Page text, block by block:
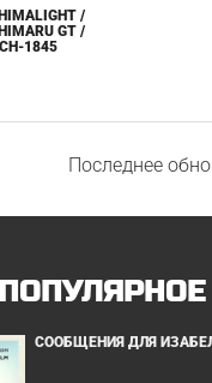
/
GT /
1845
Последнее
ПОПУЛЯРНОЕ
СООБЩЕНИЯ ДЛЯ